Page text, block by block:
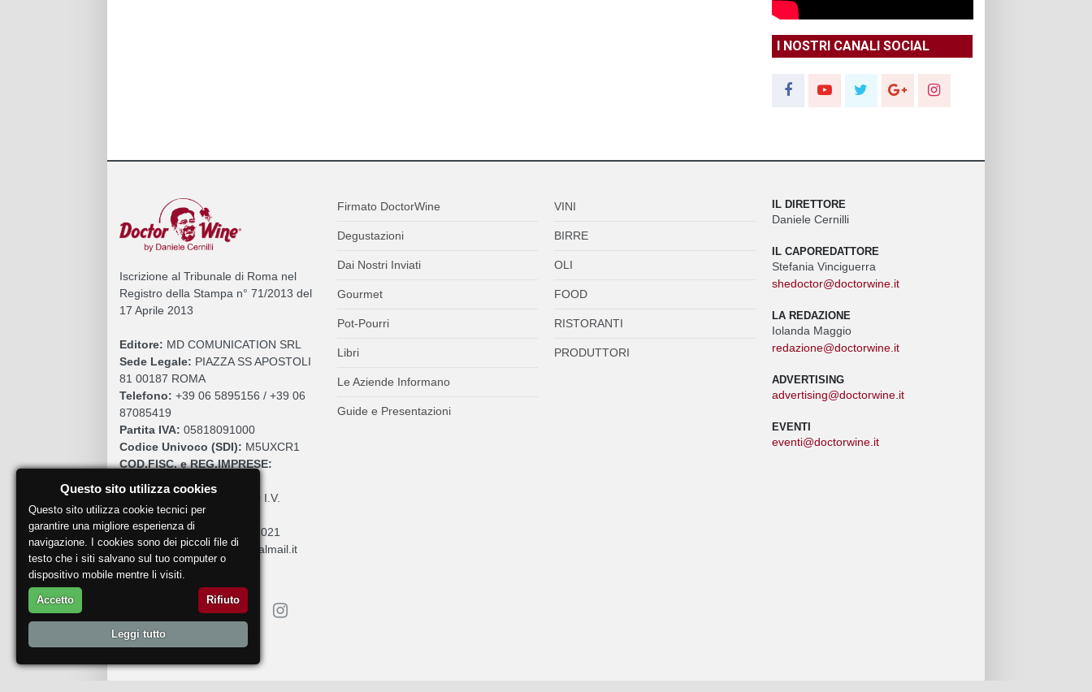
I NOSTRI CANALI SOCIAL
Iscrizione al Tribunale di Roma nel
Registro della Stampa n° 71/2013 del
17 Aprile 2013
Editore: MD COMUNICATION SRL
Sede Legale: PIAZZA SS APOSTOLI
81 00187 ROMA
Telefono: +39 06 5895156 / +39 06
87085419
Partita IVA: 05818091000
Codice Univoco (SDI): M5UXCR1
COD.FISC. e REG.IMPRESE:
€. 10.200,00 I.V.
REA:RM 930252
Roc:36580 del 5 maggio 2021
Pec:mdcomunication@legalmail.it
Firmato DoctorWine
Degustazioni
Dai Nostri Inviati
Gourmet
Pot-Pourri
Libri
Le Aziende Informano
Guide e Presentazioni
VINI
BIRRE
OLI
FOOD
RISTORANTI
PRODUTTORI
IL DIRETTORE
Daniele Cernilli
IL CAPOREDATTORE
Stefania Vinciguerra
shedoctor@doctorwine.it
LA REDAZIONE
Iolanda Maggio
redazione@doctorwine.it
ADVERTISING
advertising@doctorwine.it
EVENTI
eventi@doctorwine.it
Questo sito utilizza cookies
Questo sito utilizza cookie tecnici per
garantire una migliore esperienza di
navigazione. I cookies sono dei piccoli file di
testo che i siti salvano sul tuo computer o
dispositivo mobile mentre li visiti.
Accetto Rifiuto
Leggi tutto